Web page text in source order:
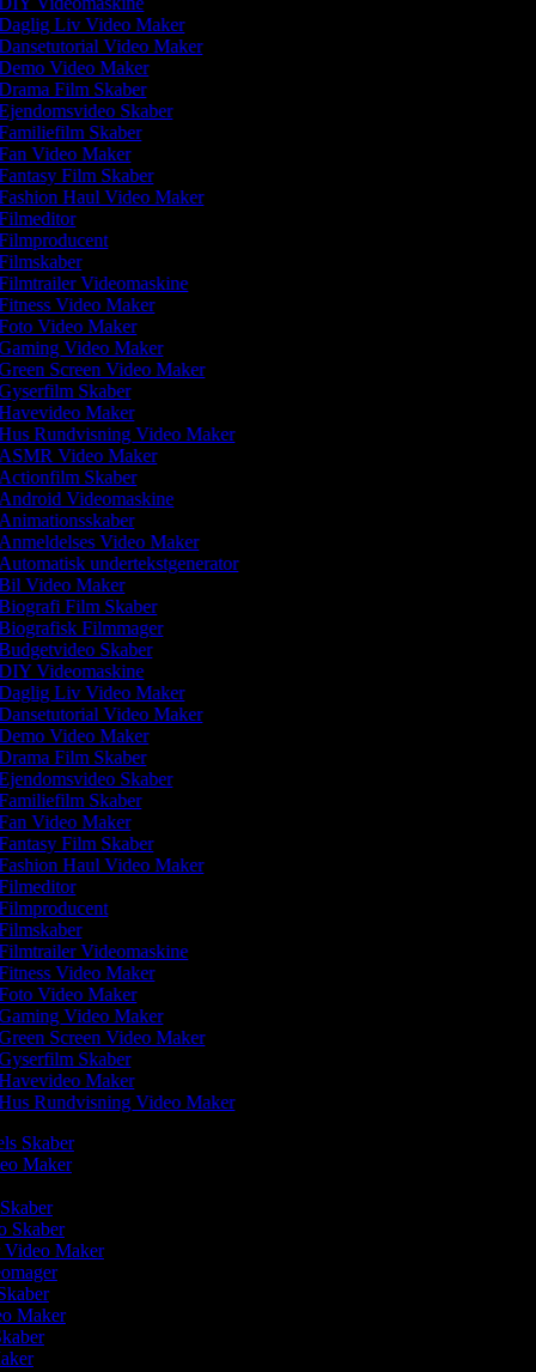
Liv Video Maker
Video Maker
Video Maker
Film Skaber
Skaber
Skaber
Video Maker
Film Skaber
Haul Video Maker
Videomaskine
Video Maker
Video Maker
Video Maker
Screen Video Maker
Skaber
Maker
Rundvisning Video Maker
Video Maker
Skaber
Videomaskine
Video Maker
undertekstgenerator
Video Maker
Film Skaber
Filmmager
Skaber
Videomaskine
Liv Video Maker
Video Maker
Video Maker
Film Skaber
Skaber
Skaber
Video Maker
Film Skaber
Haul Video Maker
Videomaskine
Video Maker
Video Maker
Video Maker
Screen Video Maker
Skaber
Maker
Rundvisning Video Maker
Skaber
Maker
Skaber
Video Maker
Maker